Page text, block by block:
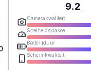
9.2
Camerakwaliteit
Snelheidsklasse
Batterijduur
Schermkwaliteit